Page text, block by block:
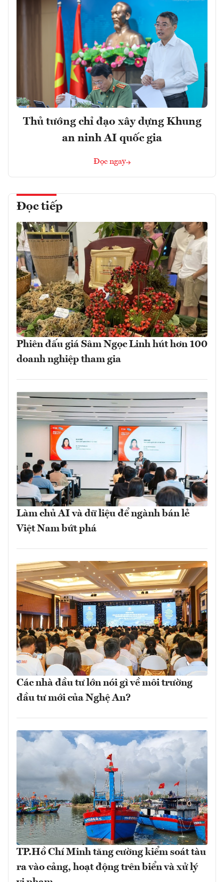
Thủ tướng chỉ đạo xây dựng Khung
an ninh AI quốc gia
Đọc ngay
Đọc tiếp
Phiên đấu giá Sâm Ngọc Linh hút hơn 100
doanh nghiệp tham gia
Làm chủ AI và dữ liệu để ngành bán lẻ
Việt Nam bứt phá
Các nhà đầu tư lớn nói gì về môi trường
đầu tư mới của Nghệ An?
TP.Hồ Chí Minh tăng cường kiểm soát tàu
ra vào cảng, hoạt động trên biển và xử lý